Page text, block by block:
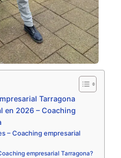
Tarragona
en 2026 – Coaching
– Coaching empresarial
empresarial Tarragona?